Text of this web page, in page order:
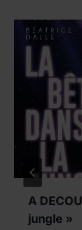
A
jungle »